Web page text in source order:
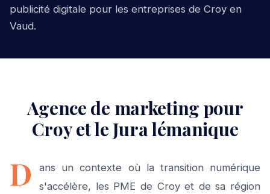
publicité digitale pour les entreprises de Croy en
Vaud.
Agence de marketing pour
Croy et le Jura lémanique
D
ans un contexte où la transition numérique
s'accélère, les PME de Croy et de sa région